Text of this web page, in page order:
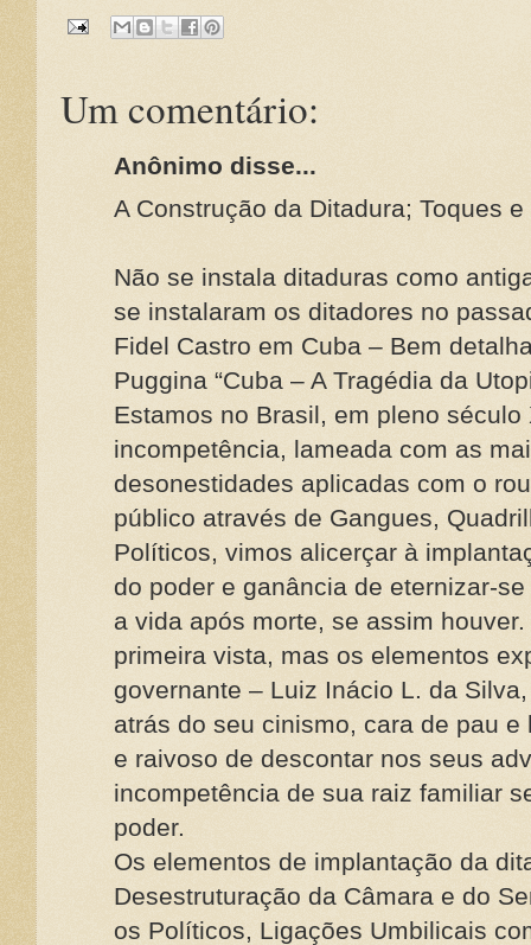
Um comentário:
Anônimo disse...
A Construção da Ditadura; Toques
Não se instala ditaduras como
se instalaram os ditadores no
Fidel Castro em Cuba – Bem
Puggina “Cuba – A Tragédia da
Estamos no Brasil, em pleno
incompetência, lameada com as
desonestidades aplicadas com o
público através de Gangues,
Políticos, vimos alicerçar à
do poder e ganância de eternizar-
a vida após morte, se assim
primeira vista, mas os elementos
governante – Luiz Inácio L. da
atrás do seu cinismo, cara de pau
e raivoso de descontar nos seus
incompetência de sua raiz familiar
poder.
Os elementos de implantação da
Desestruturação da Câmara e do
os Políticos, Ligações Umbilicais